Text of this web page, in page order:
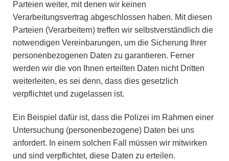
Parteien weiter, mit denen wir keinen
Verarbeitungsvertrag abgeschlossen haben. Mit diesen
Parteien (Verarbeitern) treffen wir selbstverständlich die
notwendigen Vereinbarungen, um die Sicherung Ihrer
personenbezogenen Daten zu garantieren. Ferner
werden wir die von Ihnen erteilten Daten nicht Dritten
weiterleiten, es sei denn, dass dies gesetzlich
verpflichtet und zugelassen ist.
Ein Beispiel dafür ist, dass die Polizei im Rahmen einer
Untersuchung (personenbezogene) Daten bei uns
anfordert. In einem solchen Fall müssen wir mitwirken
und sind verpflichtet, diese Daten zu erteilen.